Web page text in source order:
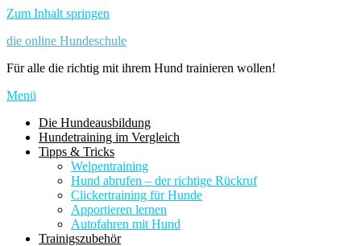
Zum Inhalt springen
die online Hundeschule
Für alle die richtig mit ihrem Hund trainieren wollen!
Menü
Die Hundeausbildung
Hundetraining im Vergleich
Tipps & Tricks
Welpentraining
Hund abrufen – der richtige Rückruf
Clickertraining für Hunde
Apportieren lernen
Autofahren mit Hund
Trainigszubehör